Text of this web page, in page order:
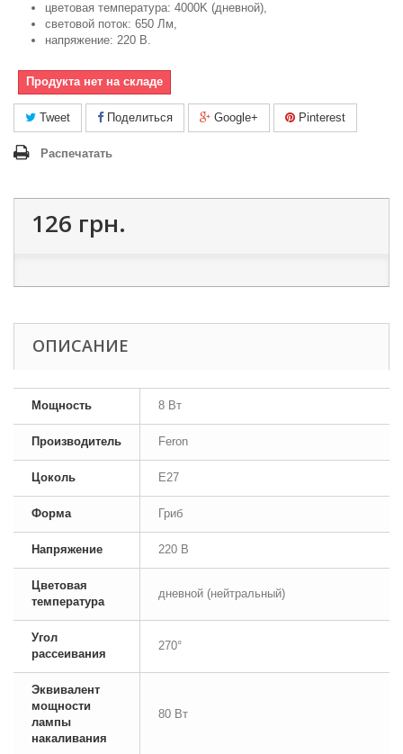
цветовая температура: 4000K (дневной),
световой поток: 650 Лм,
напряжение: 220 В.
Продукта нет на складе
Tweet Поделиться Google+ Pinterest
Распечатать
126 грн.
ОПИСАНИЕ
Мощность 8 Вт
Производитель Feron
Цоколь E27
Форма Гриб
Напряжение 220 В
Цветовая
температура
дневной (нейтральный)
Угол
рассеивания
270°
Эквивалент
мощности
лампы
накаливания
80 Вт